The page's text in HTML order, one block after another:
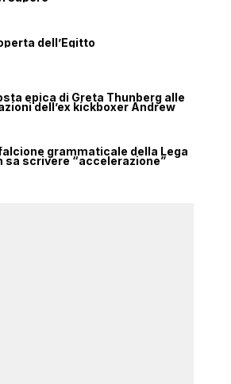
dell’Egitto
epica di Greta Thunberg alle
dell’ex kickboxer Andrew
grammaticale della Lega
sa scrivere “accelerazione”